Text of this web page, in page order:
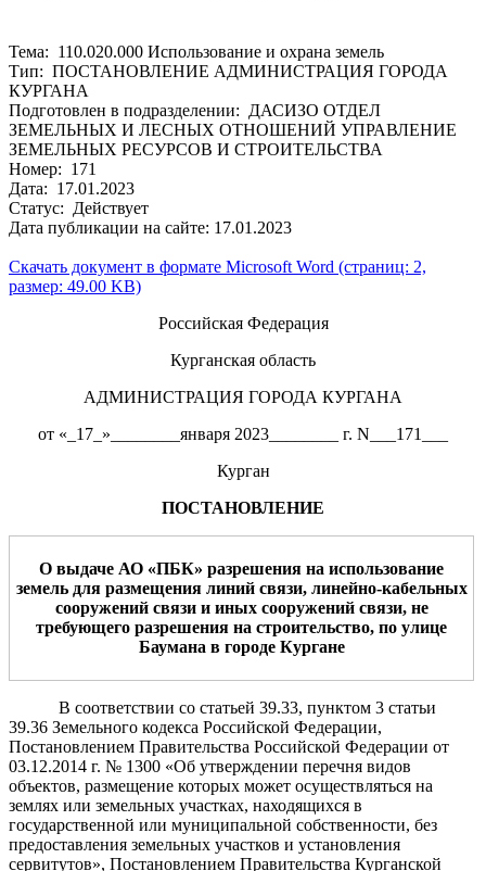
Тема: 110.020.000 Использование и охрана земель
Тип: ПОСТАНОВЛЕНИЕ АДМИНИСТРАЦИЯ ГОРОДА
КУРГАНА
Подготовлен в подразделении: ДАСИЗО ОТДЕЛ
ЗЕМЕЛЬНЫХ И ЛЕСНЫХ ОТНОШЕНИЙ УПРАВЛЕНИЕ
ЗЕМЕЛЬНЫХ РЕСУРСОВ И СТРОИТЕЛЬСТВА
Номер: 171
Дата: 17.01.2023
Статус: Действует
Дата публикации на сайте: 17.01.2023
Скачать документ в формате Microsoft Word (страниц: 2,
размер: 49.00 KB)
Российская Федерация
Курганская область
АДМИНИСТРАЦИЯ ГОРОДА КУРГАНА
от «_17_»________января 2023________ г. N___171___
Курган
ПОСТАНОВЛЕНИЕ
О выдаче АО «ПБК» разрешения на использование
земель для размещения линий связи, линейно-кабельных
сооружений связи и иных сооружений связи, не
требующего разрешения на строительство, по улице
Баумана в городе Кургане
В соответствии со статьей 39.33, пунктом 3 статьи
39.36 Земельного кодекса Российской Федерации,
Постановлением Правительства Российской Федерации от
03.12.2014 г. № 1300 «Об утверждении перечня видов
объектов, размещение которых может осуществляться на
землях или земельных участках, находящихся в
государственной или муниципальной собственности, без
предоставления земельных участков и установления
сервитутов», Постановлением Правительства Курганской